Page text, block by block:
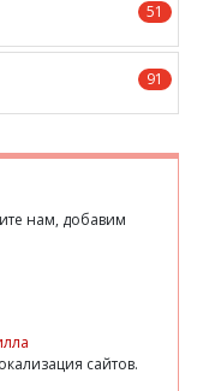
51
91
нам, добавим
сайтов.